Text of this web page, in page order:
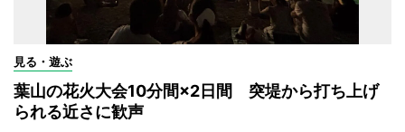
見る・遊ぶ
葉山の花火大会10分間×2日間 突堤から打ち上げ
られる近さに歓声